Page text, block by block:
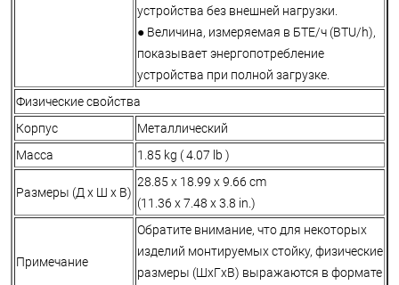
устройства без внешней нагрузки.
● Величина, измеряемая в БТЕ/ч (BTU/h),
показывает энергопотребление
устройства при полной загрузке.
Физические свойства
Корпус
Металлический
Масса
1.85 kg ( 4.07 lb )
Размеры (Д х Ш х В)
28.85 x 18.99 x 9.66 cm
(11.36 x 7.48 x 3.8 in.)
Примечание
Обратите внимание, что для некоторых
изделий монтируемых стойку, физические
размеры (ШxГxВ) выражаются в формате